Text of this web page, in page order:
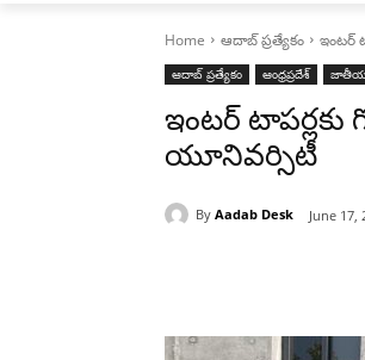
Home ఆదాబ్ ప్రత్యేకం ఇంటర్
ఆదాబ్ ప్రత్యేకం ఆంధ్రప్రదేశ్
ఇంటర్
యూనివర్సిటీ
By Aadab Desk June 17,